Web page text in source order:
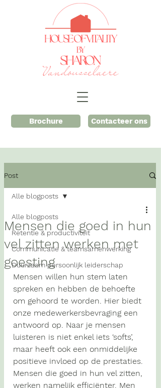
Brochure Contacteer ons
Post
Alle blogposts
Retentie & productiviteit
Communicatie & teamsamenwerking
Duurzaam persoonlijk leiderschap
Alle blogposts
Mensen die goed in hun
vel zitten werken met
goesting
Mensen willen hun stem laten
spreken en hebben de behoefte
om gehoord te worden. Hier biedt
onze medewerkersbevraging een
antwoord op. Naar je mensen
luisteren is niet enkel iets ‘softs’,
maar heeft ook een onmiddelijke
positieve invloed op de prestaties.
Mensen die goed in hun vel zitten,
werken namelijk efficiënter. Men